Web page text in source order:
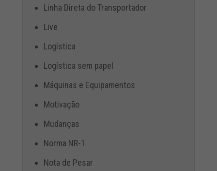
Linha Direta do Transportador
Live
Logística
Logística sem papel
Máquinas e Equipamentos
Motivação
Mudanças
Norma NR-1
Nota de Pesar